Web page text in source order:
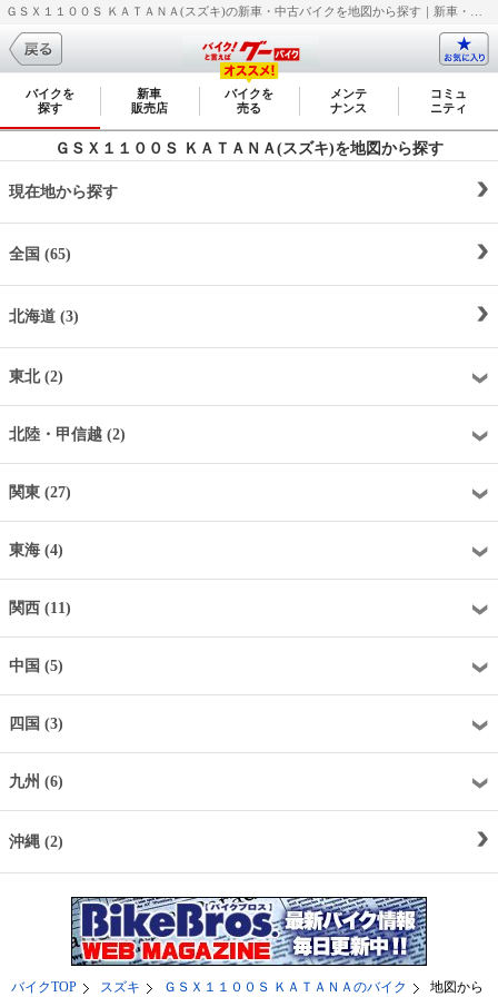
バイクを
探す
新車
販売店
バイクを
売る
メンテ
ナンス
コミュ
ニティ
ＧＳＸ１１００Ｓ ＫＡＴＡＮＡ(スズキ)を地図から探す
現在地から探す
全国 (65)
北海道 (3)
東北 (2)
北陸・甲信越 (2)
関東 (27)
東海 (4)
関西 (11)
中国 (5)
四国 (3)
九州 (6)
沖縄 (2)
バイクTOP スズキ ＧＳＸ１１００Ｓ ＫＡＴＡＮＡのバイク 地図から